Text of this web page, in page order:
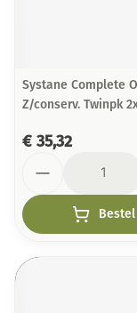
Systane Complete
Z/conserv. Twinpk
€ 35,32
Bestel